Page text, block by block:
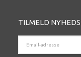
TILMELD
ADRESSE